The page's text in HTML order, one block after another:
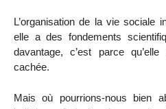
L’organisation de la vie sociale
elle a des fondements
davantage, c’est parce
cachée.
Mais où pourrions-nous bien